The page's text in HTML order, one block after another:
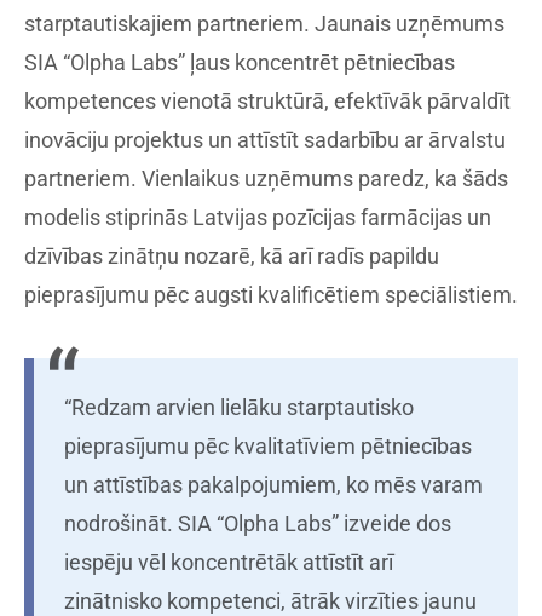
starptautiskajiem partneriem. Jaunais uzņēmums
SIA “Olpha Labs” ļaus koncentrēt pētniecības
kompetences vienotā struktūrā, efektīvāk pārvaldīt
inovāciju projektus un attīstīt sadarbību ar ārvalstu
partneriem. Vienlaikus uzņēmums paredz, ka šāds
modelis stiprinās Latvijas pozīcijas farmācijas un
dzīvības zinātņu nozarē, kā arī radīs papildu
pieprasījumu pēc augsti kvalificētiem speciālistiem.
“Redzam arvien lielāku starptautisko
pieprasījumu pēc kvalitatīviem pētniecības
un attīstības pakalpojumiem, ko mēs varam
nodrošināt. SIA “Olpha Labs” izveide dos
iespēju vēl koncentrētāk attīstīt arī
zinātnisko kompetenci, ātrāk virzīties jaunu